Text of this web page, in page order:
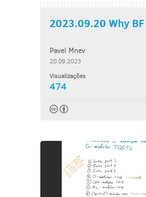
Pavel Mnev
20.09.2023
Visualizações
474